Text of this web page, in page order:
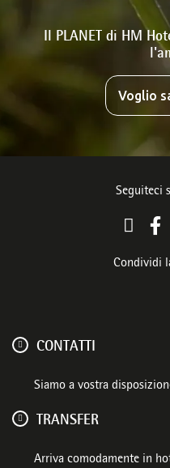
Il PLANET di HM
Voglio
Seguiteci
Condividi
CONTATTI
Siamo a vostra
TRANSFER
Arriva comodamente in